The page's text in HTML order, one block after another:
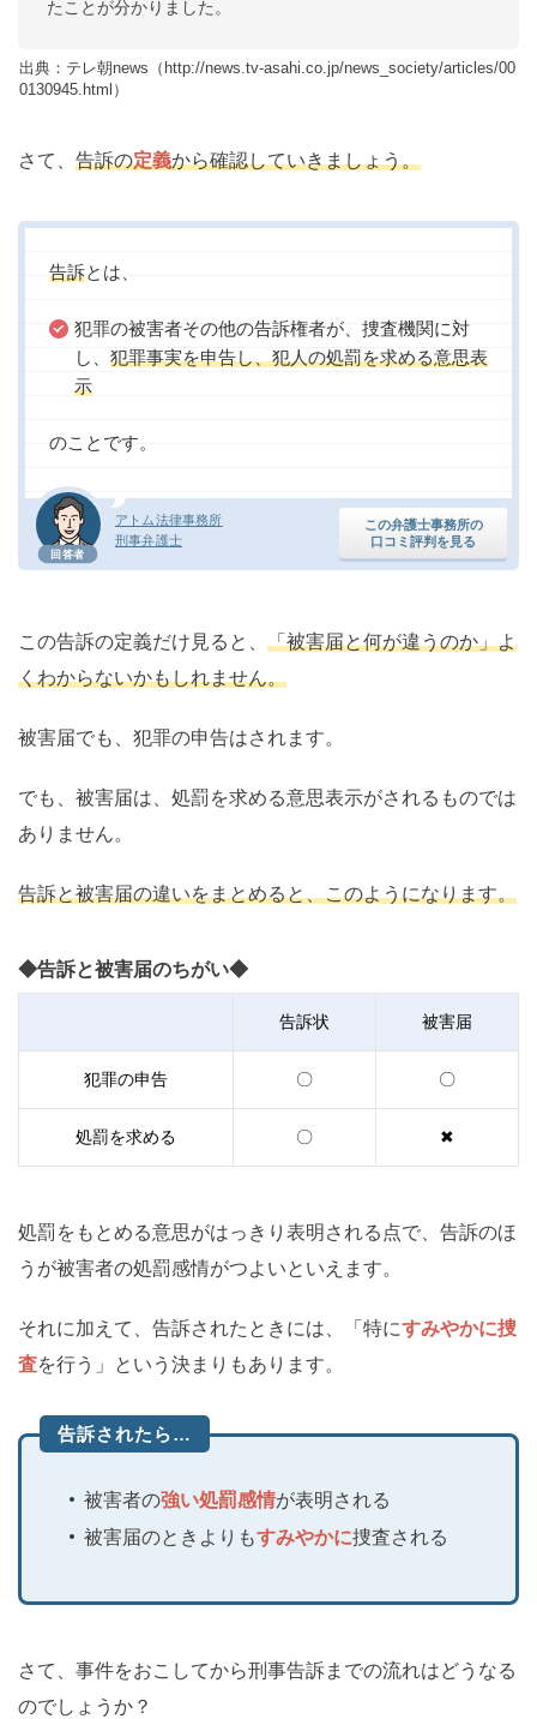
たことが分かりました。
出典：テレ朝news（http://news.tv-asahi.co.jp/news_society/articles/00
0130945.html）
さて、 告訴の定義から確認していきましょう。
回答者
アトム法律事務所
刑事弁護士
この弁護士事務所の
口コミ評判を見る
告訴とは、
犯罪の被害者その他の告訴権者が、捜査機関に対
し、 犯罪事実を申告し、犯人の処罰を求める意思表
示
のことです。
この告訴の定義だけ見ると、 「被害届と何が違うのか」よ
くわからないかもしれません。
被害届でも、犯罪の申告はされます。
でも、被害届は、処罰を求める意思表示がされるものでは
ありません。
告訴と被害届の違いをまとめると、このようになります。
◆告訴と被害届のちがい◆
告訴状 被害届
犯罪の申告 〇 〇
処罰を求める 〇 ✖
処罰をもとめる意思がはっきり表明される点で、告訴のほ
うが被害者の処罰感情がつよいといえます。
それに加えて、告訴されたときには、「特にすみやかに捜
査を行う」という決まりもあります。
告訴されたら…
被害者の強い処罰感情が表明される
被害届のときよりもすみやかに捜査される
さて、事件をおこしてから刑事告訴までの流れはどうなる
のでしょうか？